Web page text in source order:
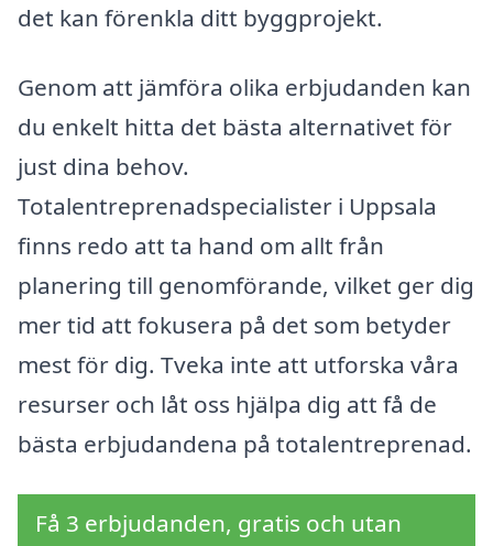
det kan förenkla ditt byggprojekt.
Genom att jämföra olika erbjudanden kan
du enkelt hitta det bästa alternativet för
just dina behov.
Totalentreprenadspecialister i Uppsala
finns redo att ta hand om allt från
planering till genomförande, vilket ger dig
mer tid att fokusera på det som betyder
mest för dig. Tveka inte att utforska våra
resurser och låt oss hjälpa dig att få de
bästa erbjudandena på totalentreprenad.
Få 3 erbjudanden, gratis och utan